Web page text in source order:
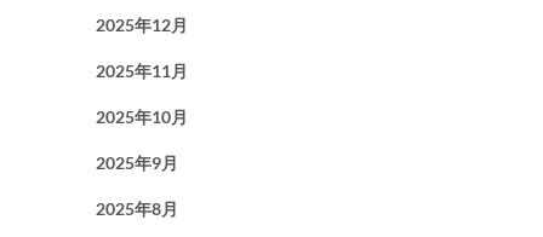
2025年12月
2025年11月
2025年10月
2025年9月
2025年8月